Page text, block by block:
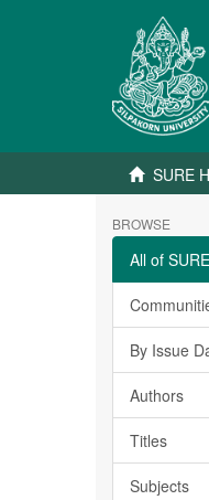
SURE
BROWSE
All of SURE
By Issue
Authors
Titles
Subjects